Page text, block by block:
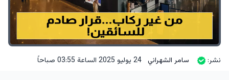
نشر: سامر الشهراني 24 يوليو 2025 الساعة 03:55 صباحاً